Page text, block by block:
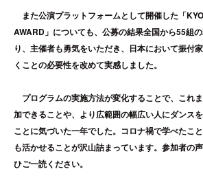
また公演プラットフォームとして開催した「
AWARD」についても、公募の結果全国から55組
り、主催者も勇気をいただき、日本において振付
くことの必要性を改めて実感しました。
プログラムの実施方法が変化することで、これ
加できることや、より広範囲の幅広い人にダンス
ことに気づいた一年でした。コロナ禍で学べたこ
も活かせることが沢山詰まっています。参加者の
ひご一読ください。